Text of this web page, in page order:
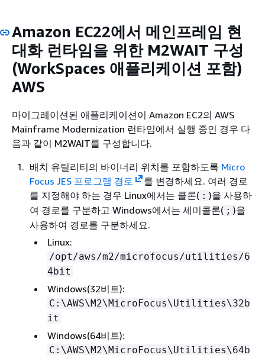
Amazon EC22에서 메인프레임 현
대화 런타임을 위한 M2WAIT 구성
(WorkSpaces 애플리케이션 포함)
AWS
마이그레이션된 애플리케이션이 Amazon EC2의 AWS
Mainframe Modernization 런타임에서 실행 중인 경우 다
음과 같이 M2WAIT를 구성합니다.
배치 유틸리티의 바이너리 위치를 포함하도록 Micro
Focus JES 프로그램 경로
를 변경하세요. 여러 경로
를 지정해야 하는 경우 Linux에서는 콜론( : )을 사용하
여 경로를 구분하고 Windows에서는 세미콜론( ; )을
사용하여 경로를 구분하세요.
Linux:
/opt/aws/m2/microfocus/utilities/6
4bit
Windows(32비트):
C:\AWS\M2\MicroFocus\Utilities\32b
it
Windows(64비트):
C:\AWS\M2\MicroFocus\Utilities\64b